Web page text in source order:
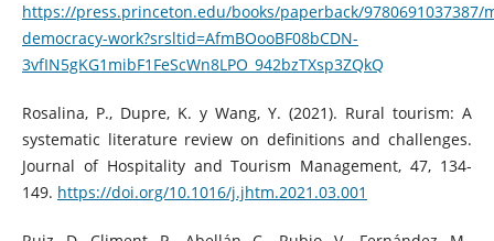
https://press.princeton.edu/books/paperback/9780691037387/
democracy-work?srsltid=AfmBOooBF08bCDN-
3vfIN5gKG1mibF1FeScWn8LPO_942bzTXsp3ZQkQ
Rosalina, P., Dupre, K. y Wang, Y. (2021). Rural tourism: A
systematic literature review on definitions and challenges.
Journal of Hospitality and Tourism Management, 47, 134-
149. https://doi.org/10.1016/j.jhtm.2021.03.001